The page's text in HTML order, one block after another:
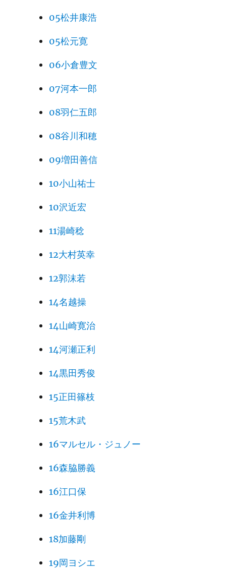
05松井康浩
05松元寛
06小倉豊文
07河本一郎
08羽仁五郎
08谷川和穂
09増田善信
10小山祐士
10沢近宏
11湯崎稔
12大村英幸
12郭沫若
14名越操
14山崎寛治
14河瀬正利
14黒田秀俊
15正田篠枝
15荒木武
16マルセル・ジュノー
16森脇勝義
16江口保
16金井利博
18加藤剛
19岡ヨシエ